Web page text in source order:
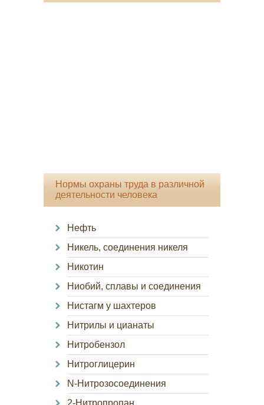
Нормы охраны труда в различной
деятельности человека
Нефть
Никель, соединения никеля
Никотин
Ниобий, сплавы и соединения
Нистагм у шахтеров
Нитрилы и цианаты
Нитробензол
Нитроглицерин
N-Нитрозосоединения
2-Нитропропан